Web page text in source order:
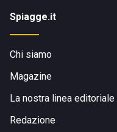
Spiagge.it
Chi siamo
Magazine
La nostra linea editoriale
Redazione